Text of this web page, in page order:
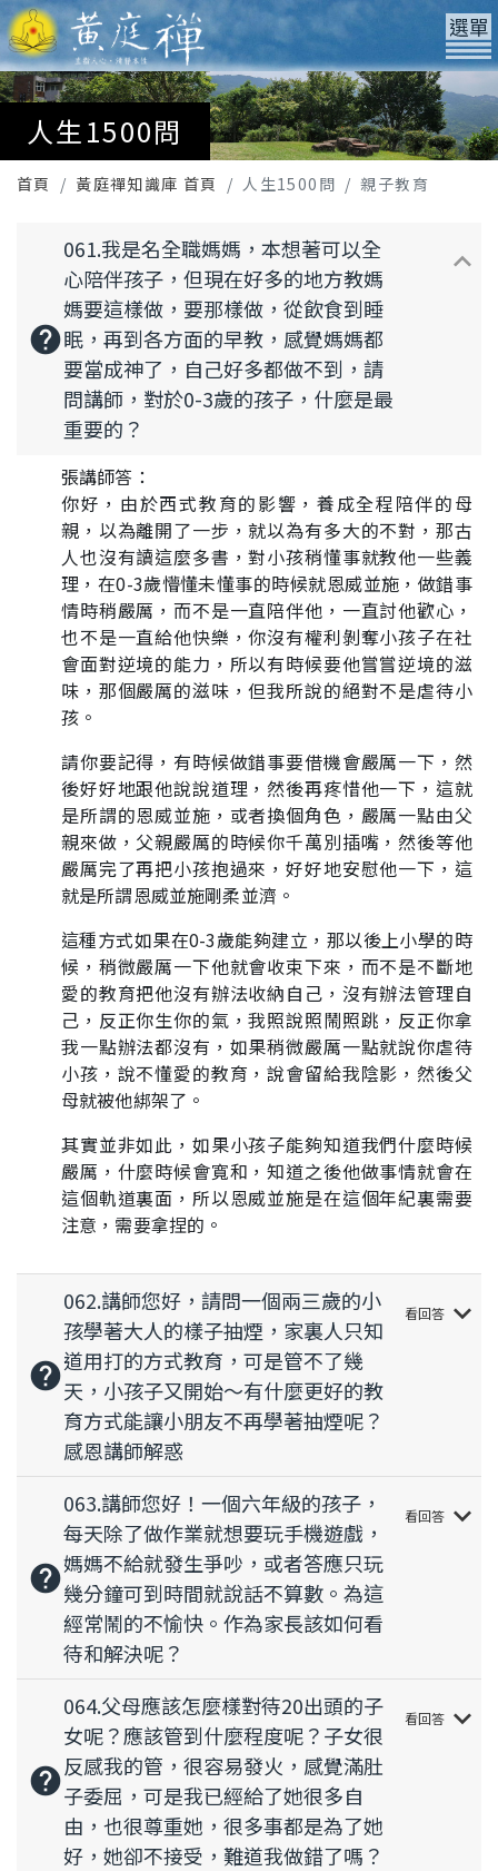
人生1500問
首頁 黃庭禪知識庫 首頁 人生1500問 親子教育
help
061.我是名全職媽媽，本想著可以全
心陪伴孩子，但現在好多的地方教媽
媽要這樣做，要那樣做，從飲食到睡
眠，再到各方面的早教，感覺媽媽都
要當成神了，自己好多都做不到，請
問講師，對於0-3歲的孩子，什麼是最
重要的？
keyboard_arrow_up
張講師答：
你好，由於西式教育的影響，養成全程陪伴的母
親，以為離開了一步，就以為有多大的不對，那古
人也沒有讀這麼多書，對小孩稍懂事就教他一些義
理，在0-3歲懵懂未懂事的時候就恩威並施，做錯事
情時稍嚴厲，而不是一直陪伴他，一直討他歡心，
也不是一直給他快樂，你沒有權利剝奪小孩子在社
會面對逆境的能力，所以有時候要他嘗嘗逆境的滋
味，那個嚴厲的滋味，但我所說的絕對不是虐待小
孩。
請你要記得，有時候做錯事要借機會嚴厲一下，然
後好好地跟他說說道理，然後再疼惜他一下，這就
是所謂的恩威並施，或者換個角色，嚴厲一點由父
親來做，父親嚴厲的時候你千萬別插嘴，然後等他
嚴厲完了再把小孩抱過來，好好地安慰他一下，這
就是所謂恩威並施剛柔並濟。
這種方式如果在0-3歲能夠建立，那以後上小學的時
候，稍微嚴厲一下他就會收束下來，而不是不斷地
愛的教育把他沒有辦法收納自己，沒有辦法管理自
己，反正你生你的氣，我照說照鬧照跳，反正你拿
我一點辦法都沒有，如果稍微嚴厲一點就說你虐待
小孩，說不懂愛的教育，說會留給我陰影，然後父
母就被他綁架了。
其實並非如此，如果小孩子能夠知道我們什麼時候
嚴厲，什麼時候會寬和，知道之後他做事情就會在
這個軌道裏面，所以恩威並施是在這個年紀裏需要
注意，需要拿捏的。
help
062.講師您好，請問一個兩三歲的小
孩學著大人的樣子抽煙，家裏人只知
道用打的方式教育，可是管不了幾
天，小孩子又開始～有什麼更好的教
育方式能讓小朋友不再學著抽煙呢？
感恩講師解惑
看回答 keyboard_arrow_down
help
063.講師您好！一個六年級的孩子，
每天除了做作業就想要玩手機遊戲，
媽媽不給就發生爭吵，或者答應只玩
幾分鐘可到時間就說話不算數。為這
經常鬧的不愉快。作為家長該如何看
待和解決呢？
看回答 keyboard_arrow_down
help
064.父母應該怎麼樣對待20出頭的子
女呢？應該管到什麼程度呢？子女很
反感我的管，很容易發火，感覺滿肚
子委屈，可是我已經給了她很多自
由，也很尊重她，很多事都是為了她
好，她卻不接受，難道我做錯了嗎？
看回答 keyboard_arrow_down